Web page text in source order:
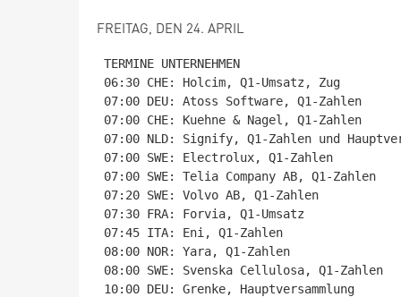
FREITAG, DEN 24. APRIL
TERMINE UNTERNEHMEN
06:30 CHE: Holcim, Q1-Umsatz, Zug
07:00 DEU: Atoss Software, Q1-Zahlen
07:00 CHE: Kuehne & Nagel, Q1-Zahlen
07:00 NLD: Signify, Q1-Zahlen und
07:00 SWE: Electrolux, Q1-Zahlen
07:00 SWE: Telia Company AB, Q1-Zahlen
07:20 SWE: Volvo AB, Q1-Zahlen
07:30 FRA: Forvia, Q1-Umsatz
07:45 ITA: Eni, Q1-Zahlen
08:00 NOR: Yara, Q1-Zahlen
08:00 SWE: Svenska Cellulosa, Q1-Zahlen
10:00 DEU: Grenke, Hauptversammlung